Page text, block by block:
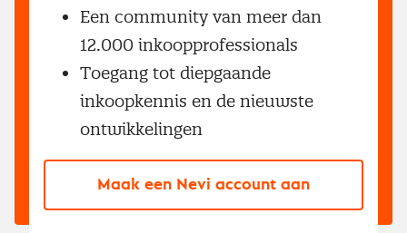
Een community van meer dan
12.000 inkoopprofessionals
Toegang tot diepgaande
inkoopkennis en de nieuwste
ontwikkelingen
Maak een Nevi account aan